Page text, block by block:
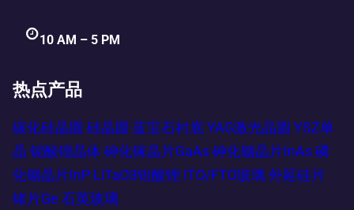
10 AM – 5 PM
热点产品
碳化硅晶圆 硅晶圆 蓝宝石衬底 YAG激光晶圆 YSZ单
晶 铌酸锂晶体 砷化镓晶片GaAs 砷化铟晶片InAs 磷
化铟晶片InP LiTaO3钽酸锂 ITO/FTO玻璃 外延硅片
锗片Ge 石英玻璃